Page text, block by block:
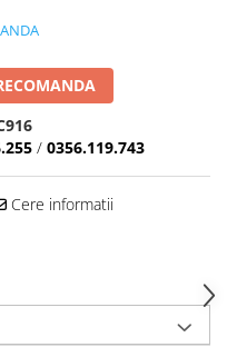
/ 0356.119.743
Cere informatii